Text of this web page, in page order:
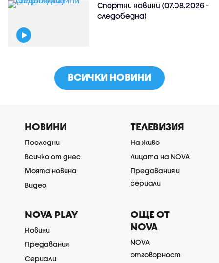
Спортни новини (07.08.2026 -
следобедна)
ВСИЧКИ НОВИНИ
НОВИНИ
Последни
Всичко от днес
Моята новина
Видео
ТЕЛЕВИЗИЯ
На живо
Лицата на NOVA
Предавания и
сериали
NOVA PLAY
Новини
Предавания
Сериали
ОЩЕ ОТ
NOVA
NOVA
отговорност